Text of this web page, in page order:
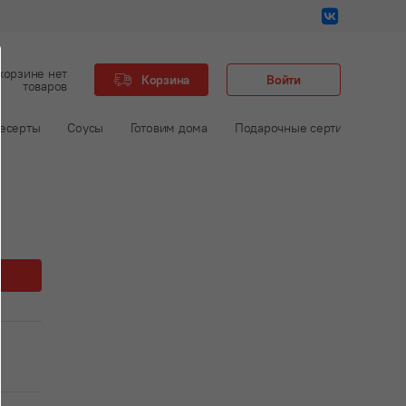
нет
товаров Корзина Войти
Соусы Готовим дома Подарочные сертификаты